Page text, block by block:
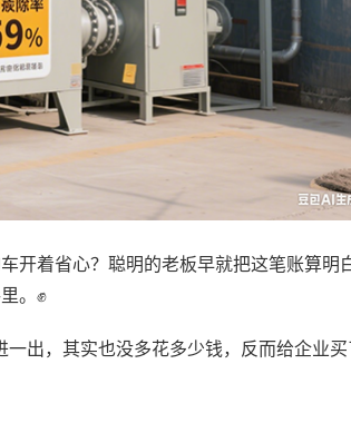
开着省心？聪明的老板早就把这笔账算明
。✊
出，其实也没多花多少钱，反而给企业买